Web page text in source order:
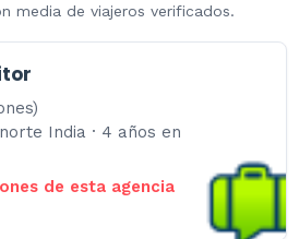
media de viajeros verificados.
India · 4 años en
de esta agencia